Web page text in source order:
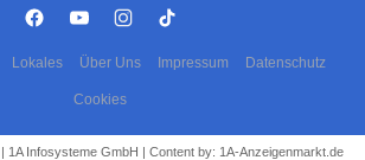
Lokales Über Uns Impressum Datenschutz
Cookies
1A Infosysteme GmbH | Content by: 1A-Anzeigenmarkt.de